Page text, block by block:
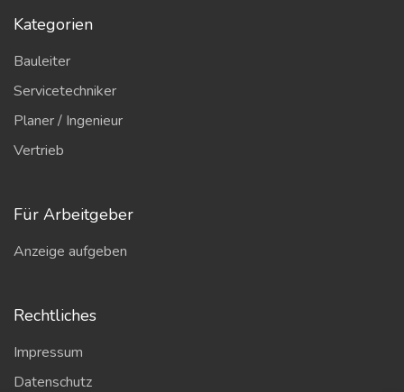
Kategorien
Bauleiter
Servicetechniker
Planer / Ingenieur
Vertrieb
Für Arbeitgeber
Anzeige aufgeben
Rechtliches
Impressum
Datenschutz